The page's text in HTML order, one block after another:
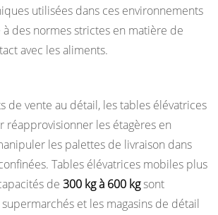
utilisées dans ces environnements
des normes strictes en matière de
avec les aliments.
de vente au détail, les tables élévatrices
réapprovisionner les étagères en
les palettes de livraison dans
Tables élévatrices mobiles plus
de 300 kg à 600 kgsont
et les magasins de détail